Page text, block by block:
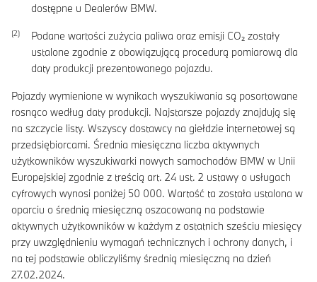
dostępne u Dealerów BMW.
Podane wartości zużycia paliwa oraz emisji CO₂ zostały
ustalone zgodnie z obowiązującą procedurą pomiarową dla
daty produkcji prezentowanego pojazdu.
Pojazdy wymienione w wynikach wyszukiwania są posortowane
rosnąco według daty produkcji. Najstarsze pojazdy znajdują się
na szczycie listy. Wszyscy dostawcy na giełdzie internetowej są
przedsiębiorcami. Średnia miesięczna liczba aktywnych
użytkowników wyszukiwarki nowych samochodów BMW w Unii
Europejskiej zgodnie z treścią art. 24 ust. 2 ustawy o usługach
cyfrowych wynosi poniżej 50 000. Wartość ta została ustalona w
oparciu o średnią miesięczną oszacowaną na podstawie
aktywnych użytkowników w każdym z ostatnich sześciu miesięcy
przy uwzględnieniu wymagań technicznych i ochrony danych, i
na tej podstawie obliczyliśmy średnią miesięczną na dzień
27.02.2024.